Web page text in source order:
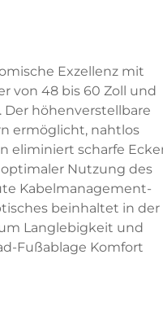
Exzellenz mit
von 48 bis 60 Zoll und
höhenverstellbare
ermöglicht, nahtlos
eliminiert scharfe
Nutzung des
Kabelmanagement-
beinhaltet in der
Langlebigkeit und
Fußablage Komfort